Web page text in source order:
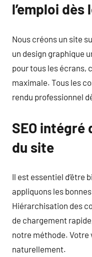
l’emploi dès
Nous créons un site
un design graphique
pour tous les écrans,
maximale. Tous les
rendu professionnel
SEO
du site
Il est essentiel d’être
appliquons les
Hiérarchisation des
de chargement
notre méthode.
naturellement.